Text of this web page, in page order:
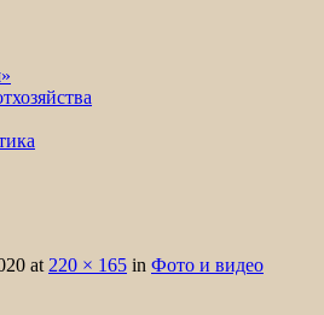
на лося, кабана,
хозяйстве Белые
at 220 × 165 in Фото и видео